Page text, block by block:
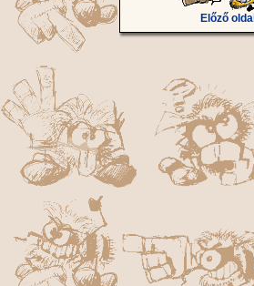
Előző oldal